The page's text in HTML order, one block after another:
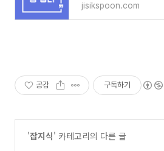
jisikspoon.com
공감 구독하기
'잡지식' 카테고리의 다른 글